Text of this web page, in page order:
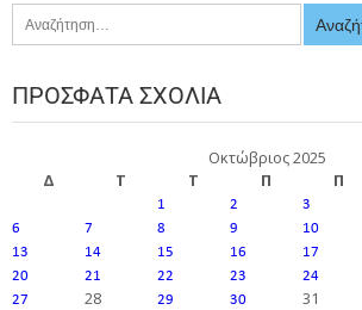
ΠΡΌΣΦΑΤΑ ΣΧΌΛΙΑ
Οκτώβριος 2025
Δ
Τ Τ Π Π
1 2 3
6 7 8 9 10
13 14 15 16 17
20 21 22 23 24
27 28 29 30 31